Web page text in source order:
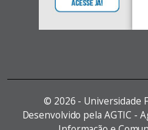
© 2026 - Universidade
Desenvolvido pela AGTIC -